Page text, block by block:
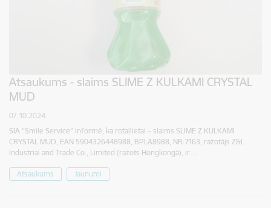
Atsaukums - slaims SLIME Z KULKAMI CRYSTAL
MUD
07.10.2024.
SIA “Smile Service” informē, ka rotaļlietai – slaims SLIME Z KULKAMI
CRYSTAL MUD, EAN 5904326448988, BPLA8988, NR:7163, ražotājs Z&L
Industrial and Trade Co., Limited (ražots Hongkongā), ir…
Atsaukums Jaunumi